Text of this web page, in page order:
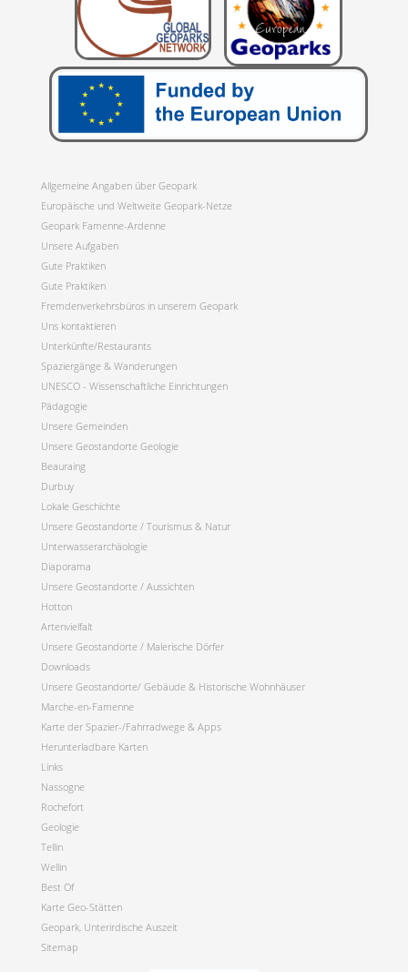
Allgemeine Angaben über Geopark
Europäische und Weltweite Geopark-Netze
Geopark Famenne-Ardenne
Unsere Aufgaben
Gute Praktiken
Gute Praktiken
Fremdenverkehrsbüros in unserem Geopark
Uns kontaktieren
Unterkünfte/Restaurants
Spaziergänge & Wanderungen
UNESCO - Wissenschaftliche Einrichtungen
Pädagogie
Unsere Gemeinden
Unsere Geostandorte Geologie
Beauraing
Durbuy
Lokale Geschichte
Unsere Geostandorte / Tourismus & Natur
Unterwasserarchäologie
Diaporama
Unsere Geostandorte / Aussichten
Hotton
Artenvielfalt
Unsere Geostandorte / Malerische Dörfer
Downloads
Unsere Geostandorte/ Gebäude & Historische Wohnhäuser
Marche-en-Famenne
Karte der Spazier-/Fahrradwege & Apps
Herunterladbare Karten
Links
Nassogne
Rochefort
Geologie
Tellin
Wellin
Best Of
Karte Geo-Stätten
Geopark, Unterirdische Auszeit
Sitemap